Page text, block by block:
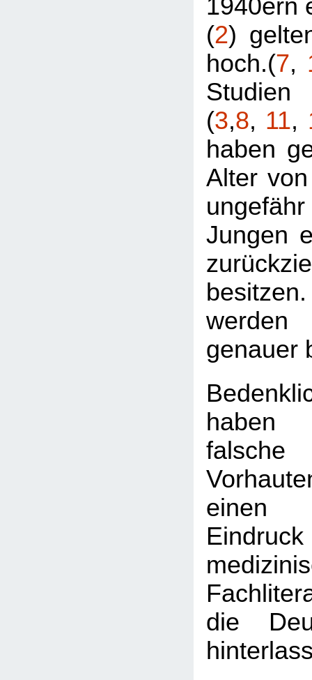
1940ern
(2)
hoch.(7,
Studien
(3,8, 11,
haben
Alter
Jungen
werden
genauer
einen
die